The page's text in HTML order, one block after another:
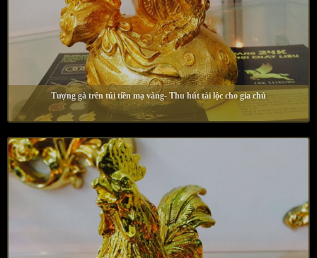
Tượng gà trên túi tiền mạ vàng- Thu hút tài lộc cho gia chủ